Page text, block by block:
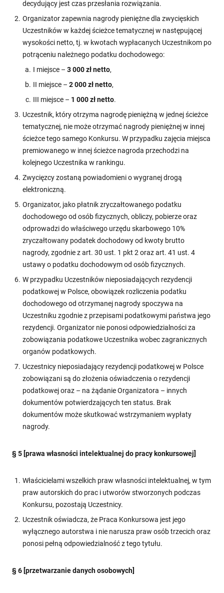
decydujący jest czas przesłania rozwiązania.
Organizator zapewnia nagrody pieniężne dla zwycięskich
Uczestników w każdej ścieżce tematycznej w następującej
wysokości netto, tj. w kwotach wypłacanych Uczestnikom po
potrąceniu należnego podatku dochodowego:
I miejsce – 3 000 zł netto,
II miejsce – 2 000 zł netto,
III miejsce – 1 000 zł netto.
Uczestnik, który otrzyma nagrodę pieniężną w jednej ścieżce
tematycznej, nie może otrzymać nagrody pieniężnej w innej
ścieżce tego samego Konkursu. W przypadku zajęcia miejsca
premiowanego w innej ścieżce nagroda przechodzi na
kolejnego Uczestnika w rankingu.
Zwycięzcy zostaną powiadomieni o wygranej drogą
elektroniczną.
Organizator, jako płatnik zryczałtowanego podatku
dochodowego od osób fizycznych, obliczy, pobierze oraz
odprowadzi do właściwego urzędu skarbowego 10%
zryczałtowany podatek dochodowy od kwoty brutto
nagrody, zgodnie z art. 30 ust. 1 pkt 2 oraz art. 41 ust. 4
ustawy o podatku dochodowym od osób fizycznych.
W przypadku Uczestników nieposiadających rezydencji
podatkowej w Polsce, obowiązek rozliczenia podatku
dochodowego od otrzymanej nagrody spoczywa na
Uczestniku zgodnie z przepisami podatkowymi państwa jego
rezydencji. Organizator nie ponosi odpowiedzialności za
zobowiązania podatkowe Uczestnika wobec zagranicznych
organów podatkowych.
Uczestnicy nieposiadający rezydencji podatkowej w Polsce
zobowiązani są do złożenia oświadczenia o rezydencji
podatkowej oraz – na żądanie Organizatora – innych
dokumentów potwierdzających ten status. Brak
dokumentów może skutkować wstrzymaniem wypłaty
nagrody.
§ 5 [prawa własności intelektualnej do pracy konkursowej]
Właścicielami wszelkich praw własności intelektualnej, w tym
praw autorskich do prac i utworów stworzonych podczas
Konkursu, pozostają Uczestnicy.
Uczestnik oświadcza, że Praca Konkursowa jest jego
wyłącznego autorstwa i nie narusza praw osób trzecich oraz
ponosi pełną odpowiedzialność z tego tytułu.
§ 6 [przetwarzanie danych osobowych]